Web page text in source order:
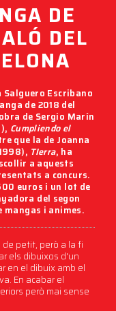
DE
DEL
Salguero Escribano
de 2018 del
de Sergio Marín
Cumpliendo el
que la de Joanna
TIerra, ha
a aquests
a concurs.
euros i un lot de
del segon
i animes.
petit, però a la fi
els dibuixos d'un
en el dibuix amb el
En acabar el
però mai sense